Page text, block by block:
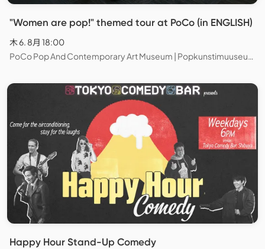
"Women are pop!" themed tour at PoCo (in ENGLISH)
木 6. 8月 18:00
PoCo Pop And Contemporary Art Museum | Popkunstimuuseum, Tallinn
Happy Hour Stand-Up Comedy